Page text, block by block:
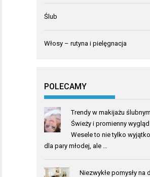
Ślub
Włosy – rutyna i pielęgnacja
POLECAMY
Trendy w makijażu
Świeży i promienny
Wesele to nie tylko
dla pary młodej, ale …
Niezwykłe pomysły na